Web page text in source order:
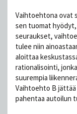
Vaihtoehtona ovat
sen tuomat
seuraukset,
tulee niin
aloittaa
rationalisointi,
suurempia
Vaihtoehto B jättää
pahentaa autoilun